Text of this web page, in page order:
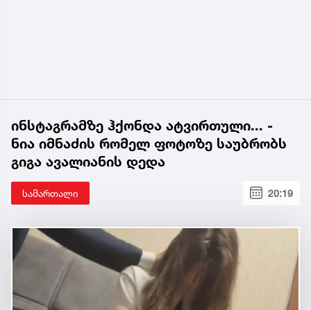
ინსტაგრამზე ჰქონდა ატვირთული... -
ნია იმნაძის რომელ ფოტოზე საუბრობს
გიგა ავალიანის დედა
სამართალი 20:19